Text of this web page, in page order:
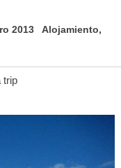
2013 Alojamiento,
trip